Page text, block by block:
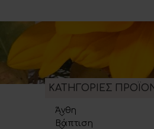
ΚΑΤΗΓΟΡΙΕΣ
Άνθη
Βάπτιση